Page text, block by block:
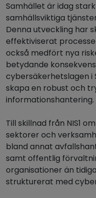
Samhället är idag
samhällsviktiga
Denna utveckling har
effektiviserat
också medfört nya
betydande
cybersäkerhetslagen
skapa en robust och
informationshantering.
Till skillnad från NIS1
sektorer och
bland annat
samt offentlig
organisationer än
strukturerat med